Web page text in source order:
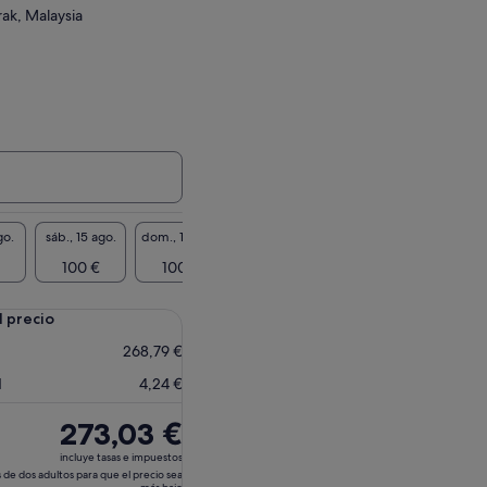
Malaysia
sáb., 15 ago.
100 €
dom., 16 ago.
100 €
precio
268,79 €
4,24 €
El
precio
es
273,03 €
incluye tasas e impuestos
de dos adultos para que el precio sea